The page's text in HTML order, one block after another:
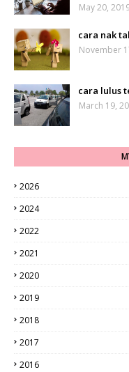
May 20,
cara nak
November
cara lulus
March 19,
2026
2024
2022
2021
2020
2019
2018
2017
2016